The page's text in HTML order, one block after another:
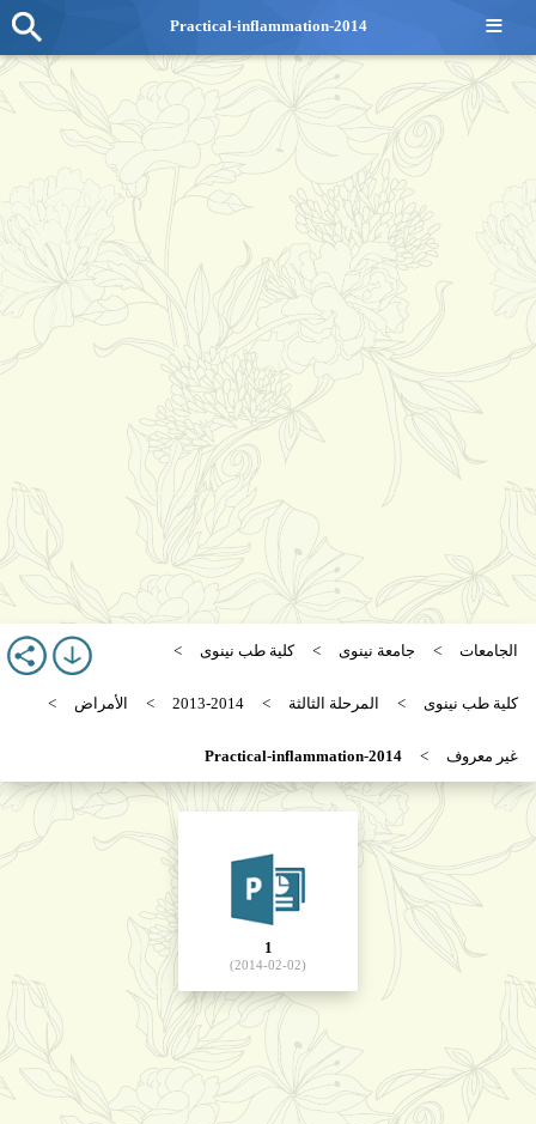
الجامعات جامعة نينوى كلية طب نينوى
كلية طب نينوى المرحلة الثالثة 2013-2014 الأمراض
غير معروف Practical-inflammation-2014
1
(2014-02-02)
≡
Practical-inflammation-2014